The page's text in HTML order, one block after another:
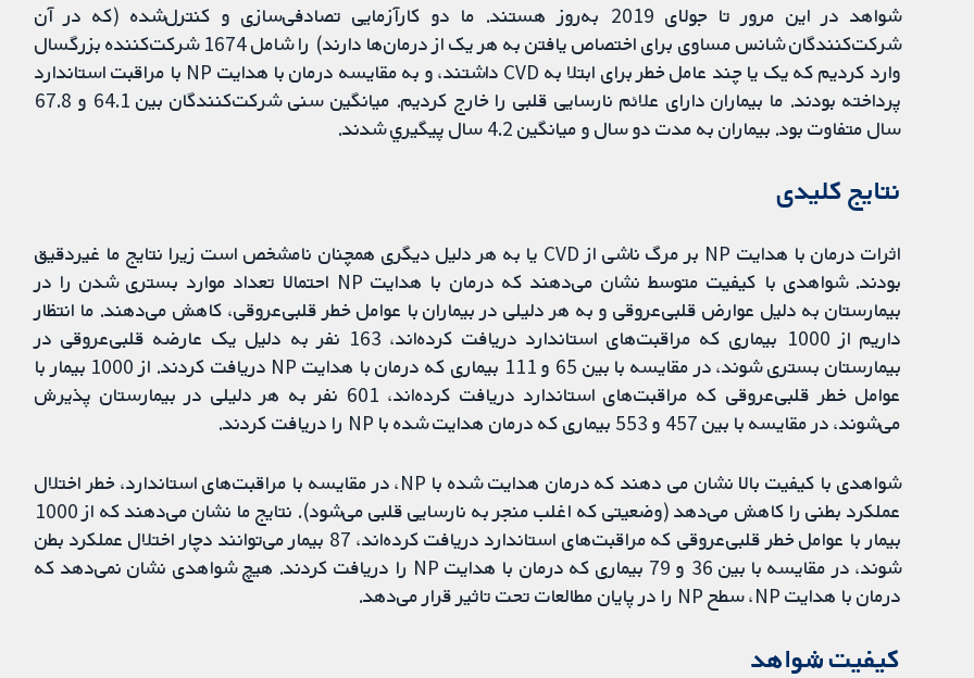
شواهد در این مرور تا جولای 2019 به‌روز هستند. ما دو کارآزمایی‌ تصادفی‌سازی و کنترل‌شده (که در آن
شرکت‏‌کنندگان شانس مساوی برای اختصاص یافتن به هر یک از درمان‌ها دارند) را شامل 1674 شرکت‌کننده بزرگسال
وارد کردیم که یک یا چند عامل خطر برای ابتلا به CVD داشتند، و به مقایسه درمان با هدایت NP با مراقبت استاندارد
پرداخته بودند. ما بیماران دارای علائم نارسایی قلبی را خارج کردیم. میانگین سنی شرکت‏‌کنندگان بین 64.1 و 67.8
سال متفاوت بود. بيماران به مدت دو سال و ميانگين 4.2 سال پيگيري شدند.
نتایج کلیدی
اثرات درمان با هدایت NP بر مرگ ناشی از CVD یا به هر دلیل دیگری همچنان نامشخص است زیرا نتایج ما غیردقیق
بودند. شواهدی با کیفیت متوسط نشان می‌دهند که درمان با هدایت NP احتمالا تعداد موارد بستری شدن را در
بیمارستان به دلیل عوارض قلبی‌عروقی و به هر دلیلی در بیماران با عوامل خطر قلبی‌عروقی، کاهش می‌دهند. ما انتظار
داریم از 1000 بیماری که مراقبت‌های استاندارد دریافت کرده‌اند، 163 نفر به دلیل یک عارضه قلبی‌عروقی در
بیمارستان بستری شوند، در مقایسه با بین 65 و 111 بیماری که درمان با هدایت NP دریافت کردند. از 1000 بیمار با
عوامل خطر قلبی‌عروقی که مراقبت‌های استاندارد دریافت کرده‌اند، 601 نفر به هر دلیلی در بیمارستان پذیرش
می‌شوند، در مقایسه با بین 457 و 553 بیماری که درمان هدایت شده با NP را دریافت کردند.
شواهدی با کیفیت بالا نشان می دهند که درمان هدایت شده با NP، در مقایسه با مراقبت‌های استاندارد، خطر اختلال
عملکرد بطنی را کاهش می‌دهد (وضعیتی که اغلب منجر به نارسایی قلبی می‌شود). نتایج ما نشان می‌دهند که از 1000
بیمار با عوامل خطر قلبی‌عروقی که مراقبت‌های استاندارد دریافت کرده‌اند، 87 بیمار می‌توانند دچار اختلال عملکرد بطن
شوند، در مقایسه با بین 36 و 79 بیماری که درمان با هدایت NP را دریافت کردند. هیچ شواهدی نشان نمی‌دهد که
درمان با هدایت NP، سطح NP را در پایان مطالعات تحت تاثیر قرار می‌دهد.
کیفیت شواهد